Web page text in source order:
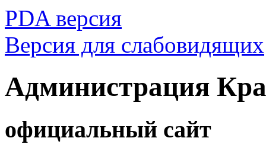
PDA версия
Версия для слабовидящих
Администрация
официальный сайт